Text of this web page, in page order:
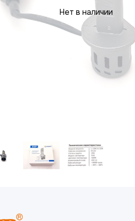
Нет в наличии